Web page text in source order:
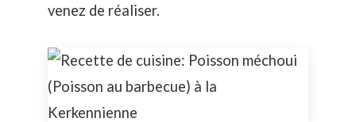
venez de réaliser.